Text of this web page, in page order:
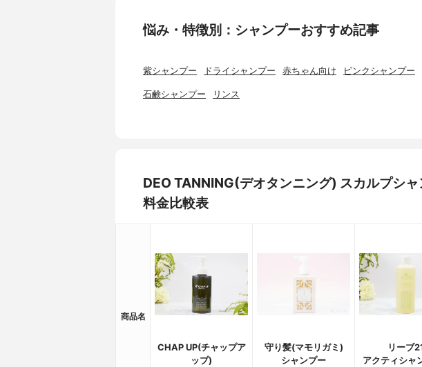
悩み・特徴別：シャンプーおすすめ記事
紫シャンプー ドライシャンプー 赤ちゃん向け ピンクシャンプー
石鹸シャンプー リンス
DEO TANNING(デオタンニング) スカルプシャ
料金比較表
商品名
CHAP UP(チャップア
ップ)
守り髪(マモリガミ)
シャンプー
リーブ
アクティシャ